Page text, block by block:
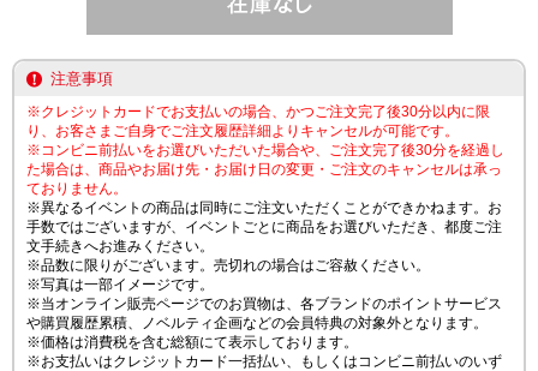
注意事項
※クレジットカードでお支払いの場合、かつご注文完了後30分以内に限
り、お客さまご自身でご注文履歴詳細よりキャンセルが可能です。
※コンビニ前払いをお選びいただいた場合や、ご注文完了後30分を経過し
た場合は、商品やお届け先・お届け日の変更・ご注文のキャンセルは承っ
ておりません。
※異なるイベントの商品は同時にご注文いただくことができかねます。お
手数ではございますが、イベントごとに商品をお選びいただき、都度ご注
文手続きへお進みください。
※品数に限りがございます。売切れの場合はご容赦ください。
※写真は一部イメージです。
※当オンライン販売ページでのお買物は、各ブランドのポイントサービス
や購買履歴累積、ノベルティ企画などの会員特典の対象外となります。
※価格は消費税を含む総額にて表示しております。
※お支払いはクレジットカード一括払い、もしくはコンビニ前払いのいず